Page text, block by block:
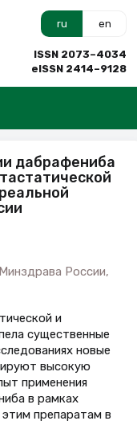
ru en
ISSN 2073–4034
eISSN 2414–9128
дабрафениба
России,
и
существенные
новые
высокую
применения
в рамках
препаратам в